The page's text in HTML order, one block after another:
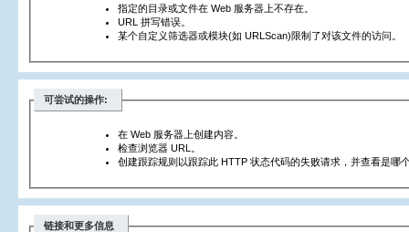
指定的目录或文件在 Web 服务器上不存在。
URL 拼写错误。
某个自定义筛选器或模块(如 URLScan)限制了对该文件的访问。
可尝试的操作:
在 Web 服务器上创建内容。
检查浏览器 URL。
创建跟踪规则以跟踪此 HTTP 状态代码的失败请求，并查看是哪
链接和更多信息